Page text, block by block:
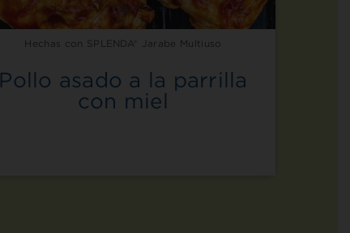
Hechas con SPLENDA® Jarabe Multiuso
Pollo asado a la parrilla
con miel